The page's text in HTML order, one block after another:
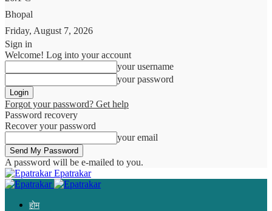
Bhopal
Friday, August 7, 2026
Sign in
Welcome! Log into your account
your username
your password
Forgot your password? Get help
Password recovery
Recover your password
your email
A password will be e-mailed to you.
Epatrakar
होम